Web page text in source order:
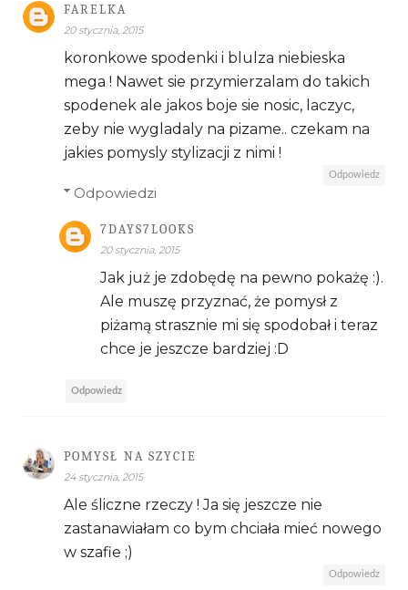
FARELKA
20 stycznia, 2015
koronkowe spodenki i blulza niebieska
mega ! Nawet sie przymierzalam do takich
spodenek ale jakos boje sie nosic, laczyc,
zeby nie wygladaly na pizame.. czekam na
jakies pomysly stylizacji z nimi !
Odpowiedz
Odpowiedzi
7DAYS7LOOKS
20 stycznia, 2015
Jak już je zdobędę na pewno pokażę :).
Ale muszę przyznać, że pomysł z
piżamą strasznie mi się spodobał i teraz
chce je jeszcze bardziej :D
Odpowiedz
POMYSŁ NA SZYCIE
24 stycznia, 2015
Ale śliczne rzeczy ! Ja się jeszcze nie
zastanawiałam co bym chciała mieć nowego
w szafie ;)
Odpowiedz